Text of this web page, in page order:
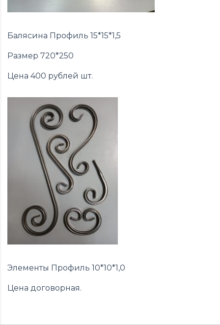
Балясина Профиль 15*15*1,5
Размер 720*250
Цена 400 рублей шт.
Элементы Профиль 10*10*1,0
Цена договорная.